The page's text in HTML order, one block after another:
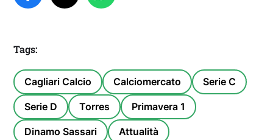
Tags:
Cagliari Calcio Calciomercato Serie C
Serie D Torres Primavera 1
Dinamo Sassari Attualità